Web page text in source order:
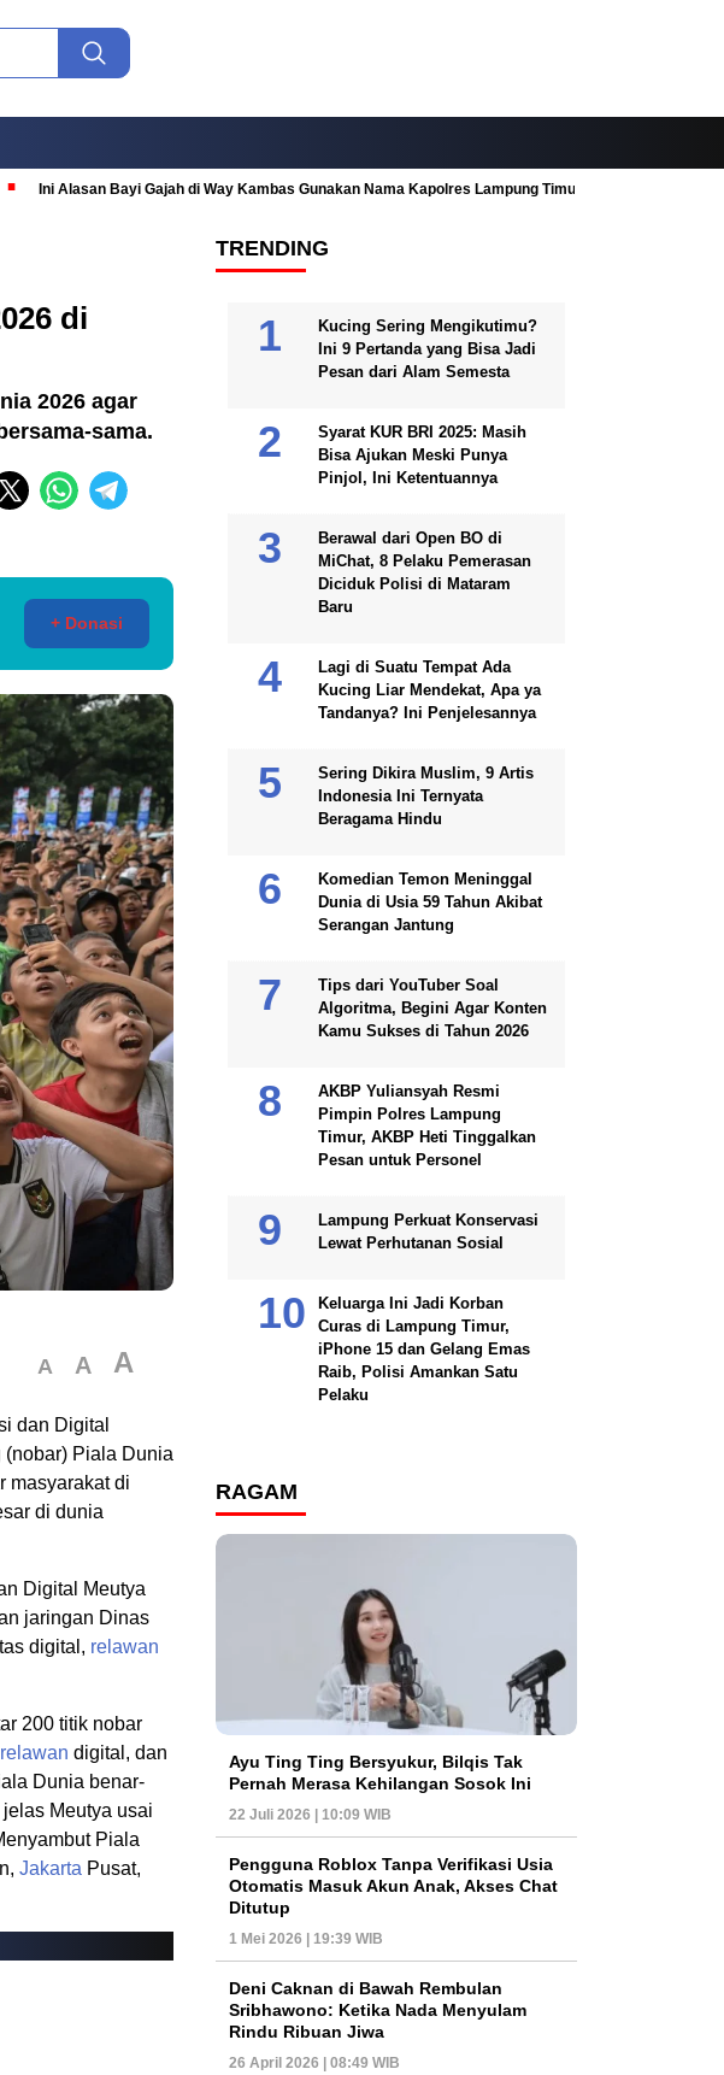
Ini Alasan Bayi Gajah di Way Kambas Gunakan Nama Kapolres Lampung Timur
di
2026 agar
sama.
+ Donasi
A A A
dan Digital
(nobar) Piala Dunia
masyarakat di
di dunia
Digital Meutya
jaringan Dinas
digital, relawan
200 titik nobar
relawan digital, dan
Dunia benar-
Meutya usai
Piala
Jakarta Pusat,
TRENDING
Kucing Sering Mengikutimu?
Ini 9 Pertanda yang Bisa Jadi
Pesan dari Alam Semesta
Syarat KUR BRI 2025: Masih
Bisa Ajukan Meski Punya
Pinjol, Ini Ketentuannya
Berawal dari Open BO di
MiChat, 8 Pelaku Pemerasan
Diciduk Polisi di Mataram
Baru
Lagi di Suatu Tempat Ada
Kucing Liar Mendekat, Apa ya
Tandanya? Ini Penjelesannya
Sering Dikira Muslim, 9 Artis
Indonesia Ini Ternyata
Beragama Hindu
Komedian Temon Meninggal
Dunia di Usia 59 Tahun Akibat
Serangan Jantung
Tips dari YouTuber Soal
Algoritma, Begini Agar Konten
Kamu Sukses di Tahun 2026
AKBP Yuliansyah Resmi
Pimpin Polres Lampung
Timur, AKBP Heti Tinggalkan
Pesan untuk Personel
Lampung Perkuat Konservasi
Lewat Perhutanan Sosial
Keluarga Ini Jadi Korban
Curas di Lampung Timur,
iPhone 15 dan Gelang Emas
Raib, Polisi Amankan Satu
Pelaku
RAGAM
Ayu Ting Ting Bersyukur, Bilqis Tak
Pernah Merasa Kehilangan Sosok Ini
22 Juli 2026 | 10:09 WIB
Pengguna Roblox Tanpa Verifikasi Usia
Otomatis Masuk Akun Anak, Akses Chat
Ditutup
1 Mei 2026 | 19:39 WIB
Deni Caknan di Bawah Rembulan
Sribhawono: Ketika Nada Menyulam
Rindu Ribuan Jiwa
26 April 2026 | 08:49 WIB